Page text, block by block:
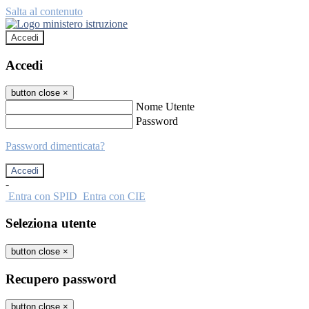
Salta al contenuto
Accedi
Accedi
button close ×
Nome Utente
Password
Password dimenticata?
-
Entra con SPID Entra con CIE
Seleziona utente
button close ×
Recupero password
button close ×